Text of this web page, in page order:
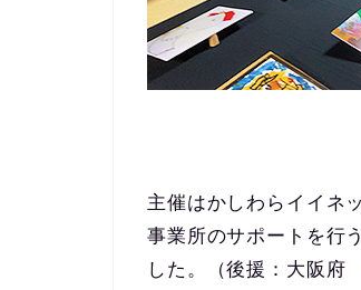
主催はかしわらイイネ
事業所のサポートを行
した。（後援：大阪府